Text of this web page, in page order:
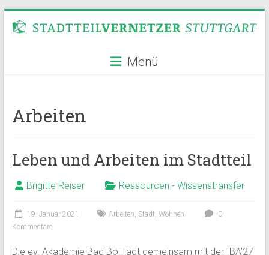
Inhalt
Stadtteilvernetzer
Menü
Arbeiten
Leben und Arbeiten im Stadtteil
Brigitte Reiser Ressourcen - Wissenstransfer
19. Januar 2021 Arbeiten, Stadt, Wohnen
0
Kommentare
Die ev. Akademie Bad Boll lädt gemeinsam mit der IBA’27